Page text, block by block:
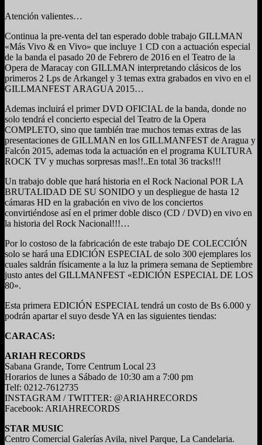
Atención valientes…
Continua la pre-venta del tan esperado doble trabajo GILLMAN
«Más Vivo & en Vivo» que incluye 1 CD con a actuación especial
de la banda el pasado 20 de Febrero de 2016 en el Teatro de la
Opera de Maracay con GILLMAN interpretando clásicos de los
primeros 2 Lps de Arkangel y 3 temas extra grabados en vivo en el
GILLMANFEST ARAGUA 2015…
Ademas incluirá el primer DVD OFICIAL de la banda, donde no
solo tendrá el concierto especial del Teatro de la Opera
COMPLETO, sino que también trae muchos temas extras de las
presentaciones de GILLMAN en los GILLMANFEST de Aragua y
Falcón 2015, ademas toda la actuación en el programa KULTURA
ROCK TV y muchas sorpresas mas!!..En total 36 tracks!!!
Un trabajo doble que hará historia en el Rock Nacional POR LA
BRUTALIDAD DE SU SONIDO y un despliegue de hasta 12
cámaras HD en la grabación en vivo de los conciertos
convirtiéndose así en el primer doble disco (CD / DVD) en vivo en
la historia del Rock Nacional!!!…
Por lo costoso de la fabricación de este trabajo DE COLECCIÓN
solo se hará una EDICIÓN ESPECIAL de solo 300 ejemplares los
cuales saldrán físicamente a la luz la primera semana de Septiembre
justo antes del GILLMANFEST «EDICIÓN ESPECIAL DE LOS
80».
Esta primera EDICIÓN ESPECIAL tendrá un costo de Bs 6.000 y
podrán apartar el suyo desde YA en las siguientes tiendas:
CARACAS:
ARIAH RECORDS
Sabana Grande, Torre Centrum Local 23
Horarios de lunes a Sábado de 10:30 am a 7:00 pm
Telf: 0212-7612735
INSTAGRAM / TWITTER: @ARIAHRECORDS
Facebook: ARIAHRECORDS
STAR MUSIC
Centro Comercial Galerías Avila, nivel Parque, La Candelaria.